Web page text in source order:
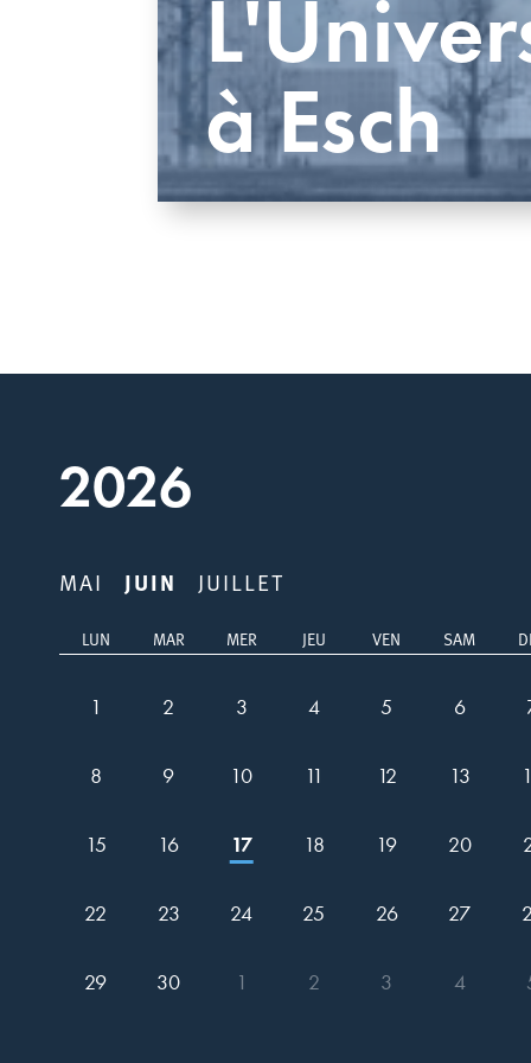
à Esch
2026
MAI JUIN JUILLET
LUN MAR MER JEU VEN SAM
1 2 3 4 5 6
8 9 10 11 12 13
15 16 17 18 19 20
22 23 24 25 26 27
29 30 1 2 3 4